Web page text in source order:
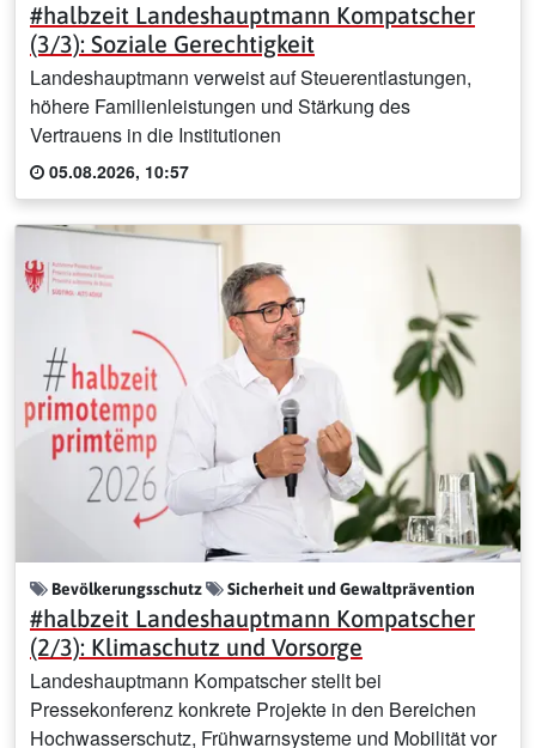
#halbzeit Landeshauptmann Kompatscher
(3/3): Soziale Gerechtigkeit
Landeshauptmann verweist auf Steuerentlastungen,
höhere Familienleistungen und Stärkung des
Vertrauens in die Institutionen
05.08.2026, 10:57
Bevölkerungsschutz Sicherheit und Gewaltprävention
#halbzeit Landeshauptmann Kompatscher
(2/3): Klimaschutz und Vorsorge
Landeshauptmann Kompatscher stellt bei
Pressekonferenz konkrete Projekte in den Bereichen
Hochwasserschutz, Frühwarnsysteme und Mobilität vor